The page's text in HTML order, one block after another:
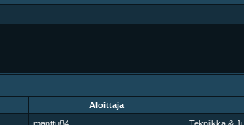
Aloittaja